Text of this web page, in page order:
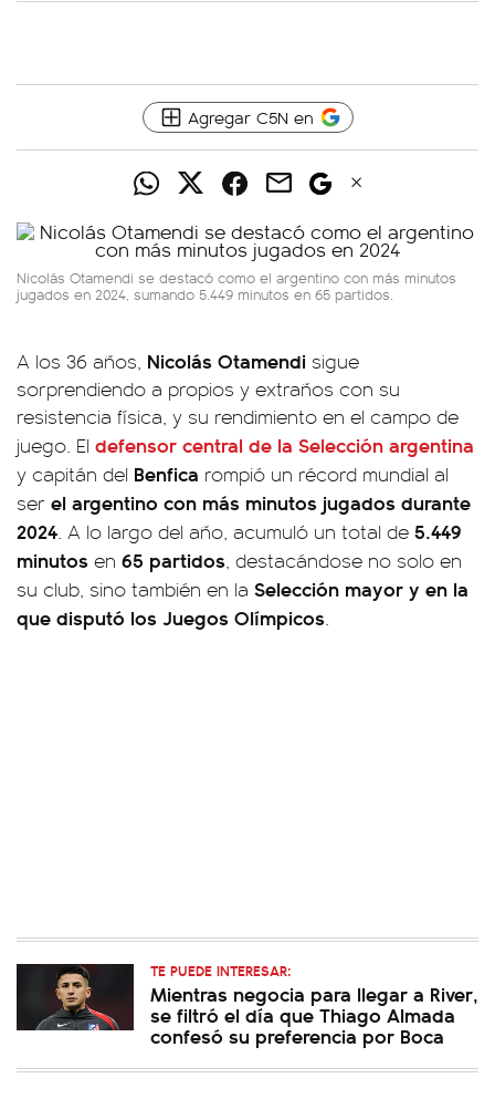
Agregar C5N en
Nicolás Otamendi se destacó como el argentino con más minutos
jugados en 2024, sumando 5.449 minutos en 65 partidos.
A los 36 años, Nicolás Otamendi sigue
sorprendiendo a propios y extraños con su
resistencia física, y su rendimiento en el campo de
juego. El defensor central de la Selección argentina
y capitán del Benfica rompió un récord mundial al
ser el argentino con más minutos jugados durante
2024. A lo largo del año, acumuló un total de 5.449
minutos en 65 partidos, destacándose no solo en
su club, sino también en la Selección mayor y en la
que disputó los Juegos Olímpicos.
TE PUEDE INTERESAR:
Mientras negocia para llegar a River,
se filtró el día que Thiago Almada
confesó su preferencia por Boca